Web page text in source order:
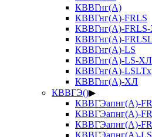
КВВГнг(А)
КВВГнг(А)-FRLS
КВВГнг(А)-
КВВГнг(А)-
КВВГнг(А)-LS
КВВГнг(А)-LS-ХЛ
КВВГнг(А)-LSLTx
КВВГнг(А)-ХЛ
КВВГЭ()▶
КВВГЭапнг(А)-
КВВГЭапнг(А)-
КВВГЭапнг(А)-
КВВГЭапнг(А)-LS